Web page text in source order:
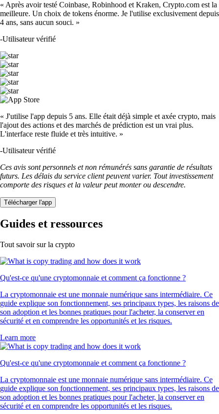
« Après avoir testé Coinbase, Robinhood et Kraken, Crypto.com est la
meilleure. Un choix de tokens énorme. Je l'utilise exclusivement depuis
4 ans, sans aucun souci. »
-Utilisateur vérifié
« J'utilise l'app depuis 5 ans. Elle était déjà simple et axée crypto, mais
l'ajout des actions et des marchés de prédiction est un vrai plus.
L'interface reste fluide et très intuitive. »
-Utilisateur vérifié
Ces avis sont personnels et non rémunérés sans garantie de résultats
futurs. Les délais du service client peuvent varier. Tout investissement
comporte des risques et la valeur peut monter ou descendre.
Télécharger l'app
Guides et ressources
Tout savoir sur la crypto
Qu'est-ce qu'une cryptomonnaie et comment ça fonctionne ?
La cryptomonnaie est une monnaie numérique sans intermédiaire. Ce
guide explique son fonctionnement, ses principaux types, les raisons de
son adoption et les bonnes pratiques pour l'acheter, la conserver en
sécurité et en comprendre les opportunités et les risques.
Learn more
Qu'est-ce qu'une cryptomonnaie et comment ça fonctionne ?
La cryptomonnaie est une monnaie numérique sans intermédiaire. Ce
guide explique son fonctionnement, ses principaux types, les raisons de
son adoption et les bonnes pratiques pour l'acheter, la conserver en
sécurité et en comprendre les opportunités et les risques.